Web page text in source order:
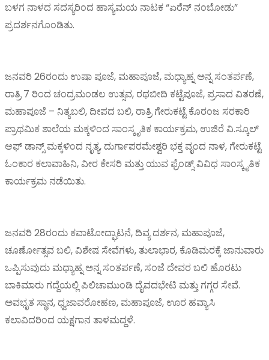
ಬಳಗ ನಾಳದ ಸದಸ್ಯರಿಂದ ಹಾಸ್ಯಮಯ ನಾಟಕ “ಏರೆನ್ ನಂಬೋಡು”
ಪ್ರದರ್ಶನಗೊಂಡಿತು.
ಜನವರಿ 26ರಂದು ಉಷಾ ಪೂಜೆ, ಮಹಾಪೂಜೆ, ಮಧ್ಯಾಹ್ನ ಅನ್ನ ಸಂತರ್ಪಣೆ,
ರಾತ್ರಿ 7 ರಿಂದ ಚಂದ್ರಮಂಡಲ ಉತ್ಸವ, ರಥಬೀದಿ ಕಟ್ಟೆಪೂಜೆ, ಪ್ರಸಾದ ವಿತರಣೆ,
ಮಹಾಪೂಜೆ – ನಿತ್ಯಬಲಿ, ದೀಪದ ಬಲಿ, ರಾತ್ರಿ ಗೇರುಕಟ್ಟೆ ಕೊರಂಜ ಸರಕಾರಿ
ಪ್ರಾಥಮಿಕ ಶಾಲೆಯ ಮಕ್ಕಳಿಂದ ಸಾಂಸ್ಕೃತಿಕ ಕಾರ್ಯಕ್ರಮ, ಉಜಿರೆ ವಿ.ಸ್ಕೂಲ್
ಆಫ್ ಡಾನ್ಸ್ ಮಕ್ಕಳಿಂದ ನೃತ್ಯ, ದುರ್ಗಾಪರಮೇಶ್ವರಿ ಭಕ್ತ ವೃಂದ ನಾಳ, ಗೇರುಕಟ್ಟೆ
ಓಂಕಾರ ಕಲಾವಾಹಿನಿ, ವೀರ ಕೇಸರಿ ಮತ್ತು ಯುವ ಫ್ರೆಂಡ್ಸ್ ವಿವಿಧ ಸಾಂಸ್ಕೃತಿಕ
ಕಾರ್ಯಕ್ರಮ ನಡೆಯಿತು.
ಜನವರಿ 28ರಂದು ಕವಾಟೋದ್ಘಾಟನೆ, ದಿವ್ಯ ದರ್ಶನ, ಮಹಾಪೂಜೆ,
ಚೂರ್ಣೋತ್ಸವ ಬಲಿ, ವಿಶೇಷ ಸೇವೆಗಳು, ತುಲಾಭಾರ, ಕೊಡಿಮರಕ್ಕೆ ಜಾನುವಾರು
ಒಪ್ಪಿಸುವುದು ಮಧ್ಯಾಹ್ನ ಅನ್ನ ಸಂತರ್ಪಣೆ, ಸಂಜೆ ದೇವರ ಬಲಿ ಹೊರಟು
ಬಾಕಿಮಾರು ಗದ್ದೆಯಲ್ಲಿ ಪಿಲಿಚಾಮುಂಡಿ ದೈವದಭೇಟಿ ಮತ್ತು ಗಗ್ಗರ ಸೇವೆ.
ಅವಭೃತ ಸ್ಥಾನ, ಧ್ವಜಾವರೋಹಣ, ಮಹಾಪೂಜೆ, ಊರ ಹವ್ಯಾಸಿ
ಕಲಾವಿದರಿಂದ ಯಕ್ಷಗಾನ ತಾಳಮದ್ದಳೆ.